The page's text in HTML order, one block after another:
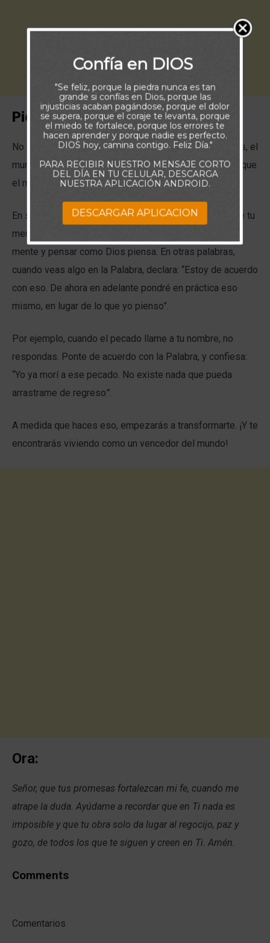
Piensa:
No adoptes las costumbres de este mundo. Si lo haces, el
mundo te vencerá. Es así de simple; por eso, no dejes que
el mundo te presione para moldearte con su forma.
En su lugar, transfórmatepor medio de la renovación de tu
mente. Para vencer al mundo, deberás transformar tu
mente y pensar como Dios piensa. En otras palabras,
cuando veas algo en la Palabra, declara: “Estoy de acuerdo
con eso. De ahora en adelante pondré en práctica eso
mismo, en lugar de lo que yo pienso”.
Por ejemplo, cuando el pecado llame a tu nombre, no
respondas. Ponte de acuerdo con la Palabra, y confiesa:
“Yo ya morí a ese pecado. No existe nada que pueda
arrastrame de regreso”.
A medida que haces eso, empezarás a transformarte. ¡Y te
encontrarás viviendo como un vencedor del mundo!
Ora:
Señor, que tus promesas fortalezcan mi fe, cuando me
atrape la duda. Ayúdame a recordar que en Ti nada es
imposible y que tu obra solo da lugar al regocijo, paz y
gozo, de todos los que te siguen y creen en Ti. Amén.
Comments
Comentarios
Confía en DIOS
"Se feliz, porque la piedra nunca es tan
grande si confías en Dios, porque las
injusticias acaban pagándose, porque el dolor
se supera, porque el coraje te levanta, porque
el miedo te fortalece, porque los errores te
hacen aprender y porque nadie es perfecto.
DIOS hoy, camina contigo. Feliz Día."
PARA RECIBIR NUESTRO MENSAJE CORTO
DEL DÍA EN TU CELULAR, DESCARGA
NUESTRA APLICACIÓN ANDROID.
DESCARGAR APLICACION